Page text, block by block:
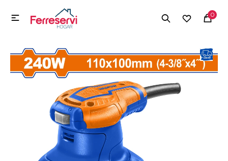
0

MI CUENTA
Herramientas y Construcción
Electrodomésticos
Tecnología